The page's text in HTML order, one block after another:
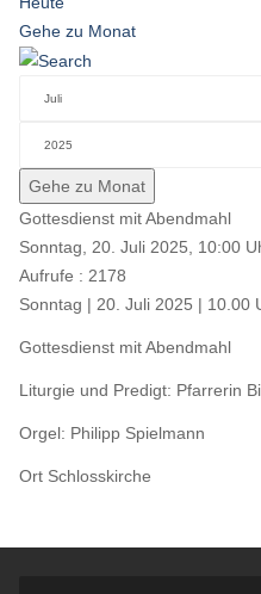
Gehe zu Monat
Gehe zu Monat
Gottesdienst mit Abendmahl
Sonntag, 20. Juli 2025, 10:00
Aufrufe : 2178
Sonntag | 20. Juli 2025 | 10.00
Gottesdienst mit Abendmahl
Liturgie und Predigt: Pfarrerin
Orgel: Philipp Spielmann
Ort Schlosskirche